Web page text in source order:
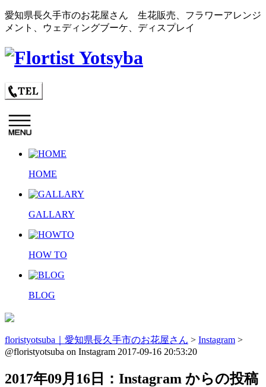
愛知県長久手市のお花屋さん 生花販売、フラワーアレンジ
メント、ウェディングブーケ、ディスプレイ
HOME
GALLARY
HOW TO
BLOG
floristyotsuba｜愛知県長久手市のお花屋さん > Instagram >
@floristyotsuba on Instagram 2017-09-16 20:53:20
2017年09月16日：Instagram からの投稿